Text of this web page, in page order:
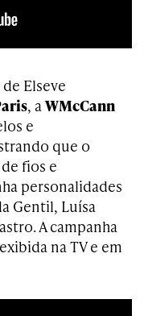
Elseve
, aWMcCann
e
que o
fios e
personalidades
Gentil, Luísa
A campanha
na TV e em